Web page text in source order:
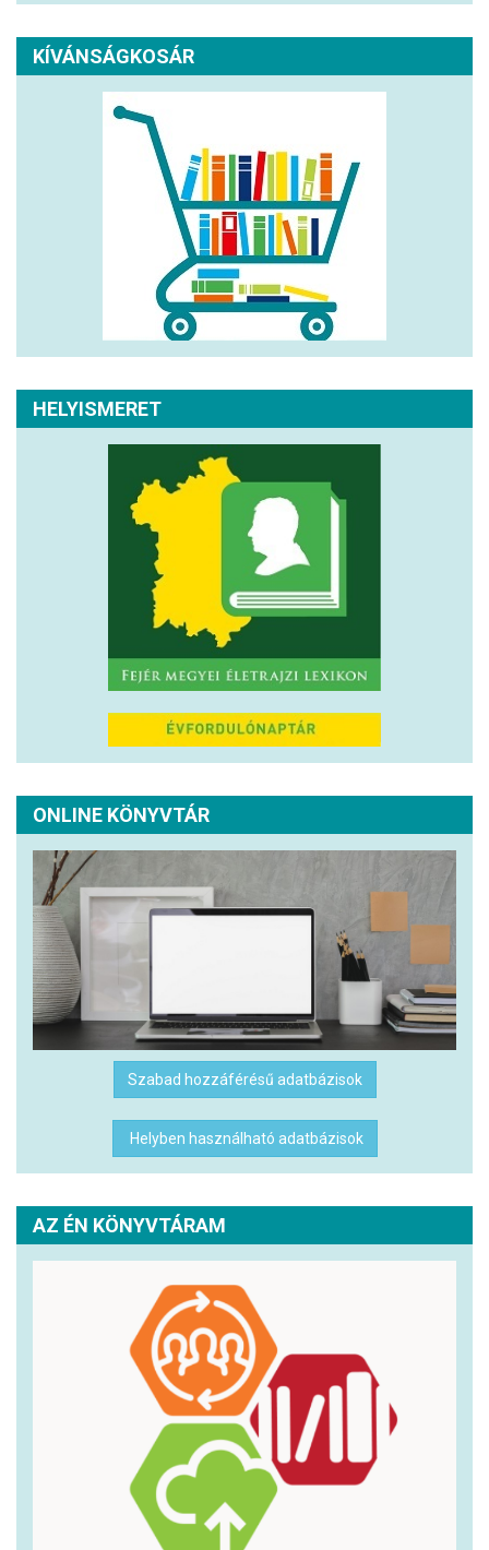
KÍVÁNSÁGKOSÁR
HELYISMERET
ONLINE KÖNYVTÁR
Szabad hozzáférésű adatbázisok
Helyben használható adatbázisok
AZ ÉN KÖNYVTÁRAM